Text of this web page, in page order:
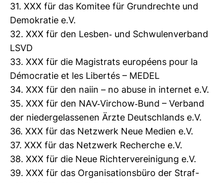
31. XXX für das Komitee für Grund­rechte und
Demo­kratie e.V.
32. XXX für den Lesben-​ und Schwu­len­ver­band
LSVD
33. XXX für die Magis­trats européens pour la
Démocratie et les Libertés – MEDEL
34. XXX für den naiin – no abuse in internet e.V.
35. XXX für den NAV-​Virchow-​Bund – Ver­band
der nie­der­ge­las­senen Ärzte Deutsch­lands e.V.
36. XXX für das Netz­werk Neue Medien e.V.
37. XXX für das Netz­werk Recherche e.V.
38. XXX für die Neue Rich­ter­ver­ei­ni­gung e.V.
39. XXX für das Orga­ni­sa­ti­ons­büro der Straf­